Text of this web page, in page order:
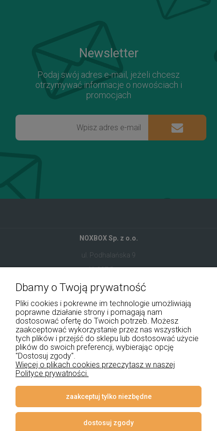
Newsletter
Podaj swój adres e-mail, jeżeli chcesz
otrzymywać informacje o nowościach i
promocjach
NOXBOX Sp. z o.o.
ul. Podhalańska 9
41-907 Bytom
+48 534 555 344
sklep@noxbox.pl
Pomoc
Płatności i dostawa
Informacje
Dbamy o Twoją prywatność
Pliki cookies i pokrewne im technologie umożliwiają
poprawne działanie strony i pomagają nam
dostosować ofertę do Twoich potrzeb. Możesz
zaakceptować wykorzystanie przez nas wszystkich
tych plików i przejść do sklepu lub dostosować użycie
plików do swoich preferencji, wybierając opcję
"Dostosuj zgody".
Więcej o plikach cookies przeczytasz w naszej
Polityce prywatności.
zaakceptuj tylko niezbędne
dostosuj zgody